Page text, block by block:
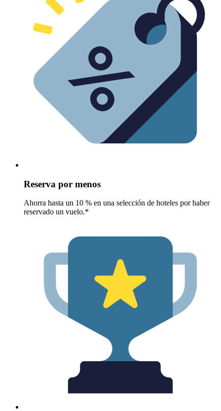
Reserva por menos
Ahorra hasta un 10 % en una selección de hoteles por haber
reservado un vuelo.*